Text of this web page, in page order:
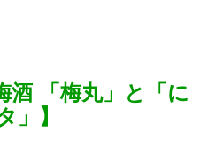
酒 「梅丸」と「に
」】